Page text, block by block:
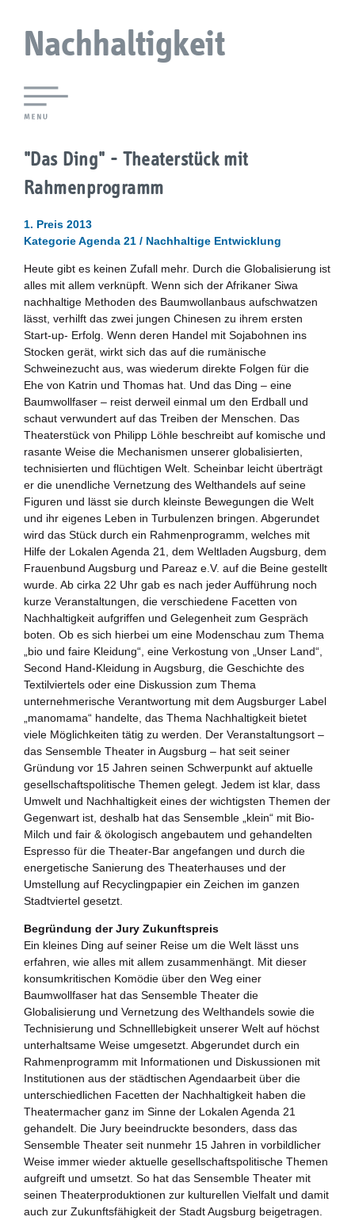
Nachhaltigkeit
Agendaforen
Nachhaltigkeitsbeirat
Berichterstattung
Biostadt
Zukunftspreis
Themen
Projekte
Zukunftstagung
Bildung für nachhaltige Entwicklung
Büro für Nachhaltigkeit
Aktuelles
Mitmachen ?
"Das Ding" - Theaterstück mit
Rahmenprogramm
1. Preis 2013
Kategorie Agenda 21 / Nachhaltige Entwicklung
Heute gibt es keinen Zufall mehr. Durch die Globalisierung ist
alles mit allem verknüpft. Wenn sich der Afrikaner Siwa
nachhaltige Methoden des Baumwollanbaus aufschwatzen
lässt, verhilft das zwei jungen Chinesen zu ihrem ersten
Start-up- Erfolg. Wenn deren Handel mit Sojabohnen ins
Stocken gerät, wirkt sich das auf die rumänische
Schweinezucht aus, was wiederum direkte Folgen für die
Ehe von Katrin und Thomas hat. Und das Ding – eine
Baumwollfaser – reist derweil einmal um den Erdball und
schaut verwundert auf das Treiben der Menschen. Das
Theaterstück von Philipp Löhle beschreibt auf komische und
rasante Weise die Mechanismen unserer globalisierten,
technisierten und flüchtigen Welt. Scheinbar leicht überträgt
er die unendliche Vernetzung des Welthandels auf seine
Figuren und lässt sie durch kleinste Bewegungen die Welt
und ihr eigenes Leben in Turbulenzen bringen. Abgerundet
wird das Stück durch ein Rahmenprogramm, welches mit
Hilfe der Lokalen Agenda 21, dem Weltladen Augsburg, dem
Frauenbund Augsburg und Pareaz e.V. auf die Beine gestellt
wurde. Ab cirka 22 Uhr gab es nach jeder Aufführung noch
kurze Veranstaltungen, die verschiedene Facetten von
Nachhaltigkeit aufgriffen und Gelegenheit zum Gespräch
boten. Ob es sich hierbei um eine Modenschau zum Thema
„bio und faire Kleidung“, eine Verkostung von „Unser Land“,
Second Hand-Kleidung in Augsburg, die Geschichte des
Textilviertels oder eine Diskussion zum Thema
unternehmerische Verantwortung mit dem Augsburger Label
„manomama“ handelte, das Thema Nachhaltigkeit bietet
viele Möglichkeiten tätig zu werden. Der Veranstaltungsort –
das Sensemble Theater in Augsburg – hat seit seiner
Gründung vor 15 Jahren seinen Schwerpunkt auf aktuelle
gesellschaftspolitische Themen gelegt. Jedem ist klar, dass
Umwelt und Nachhaltigkeit eines der wichtigsten Themen der
Gegenwart ist, deshalb hat das Sensemble „klein“ mit Bio-
Milch und fair & ökologisch angebautem und gehandelten
Espresso für die Theater-Bar angefangen und durch die
energetische Sanierung des Theaterhauses und der
Umstellung auf Recyclingpapier ein Zeichen im ganzen
Stadtviertel gesetzt.
Begründung der Jury Zukunftspreis
Ein kleines Ding auf seiner Reise um die Welt lässt uns
erfahren, wie alles mit allem zusammenhängt. Mit dieser
konsumkritischen Komödie über den Weg einer
Baumwollfaser hat das Sensemble Theater die
Globalisierung und Vernetzung des Welthandels sowie die
Technisierung und Schnelllebigkeit unserer Welt auf höchst
unterhaltsame Weise umgesetzt. Abgerundet durch ein
Rahmenprogramm mit Informationen und Diskussionen mit
Institutionen aus der städtischen Agendaarbeit über die
unterschiedlichen Facetten der Nachhaltigkeit haben die
Theatermacher ganz im Sinne der Lokalen Agenda 21
gehandelt. Die Jury beeindruckte besonders, dass das
Sensemble Theater seit nunmehr 15 Jahren in vorbildlicher
Weise immer wieder aktuelle gesellschaftspolitische Themen
aufgreift und umsetzt. So hat das Sensemble Theater mit
seinen Theaterproduktionen zur kulturellen Vielfalt und damit
auch zur Zukunftsfähigkeit der Stadt Augsburg beigetragen.